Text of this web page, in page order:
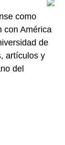
como
con América
de
artículos y
del